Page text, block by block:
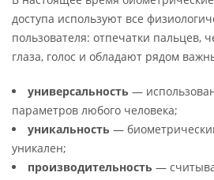
доступа используют все
пользователя: отпечатки пальцев,
глаза, голос и обладают рядом
универсальность —
параметров любого человека;
уникальность —
уникален;
производительность —